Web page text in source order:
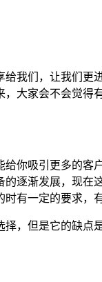
们，让我们更进
大家会不会觉得
你吸引更多的客
逐渐发展，现在
有一定的要求，
，但是它的缺点